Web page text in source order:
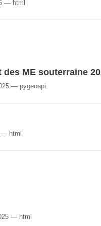
html
ME souterraine
pygeoapi
html
html